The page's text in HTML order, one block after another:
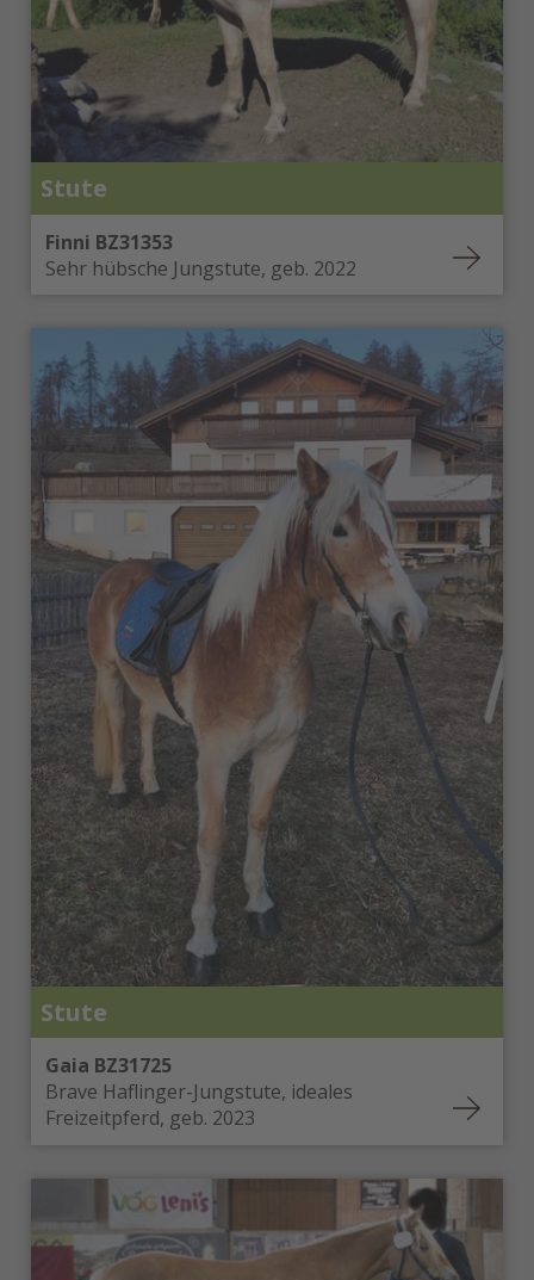
Stute
Finni BZ31353
Sehr hübsche Jungstute, geb. 2022
Stute
Gaia BZ31725
Brave Haflinger-Jungstute, ideales
Freizeitpferd, geb. 2023